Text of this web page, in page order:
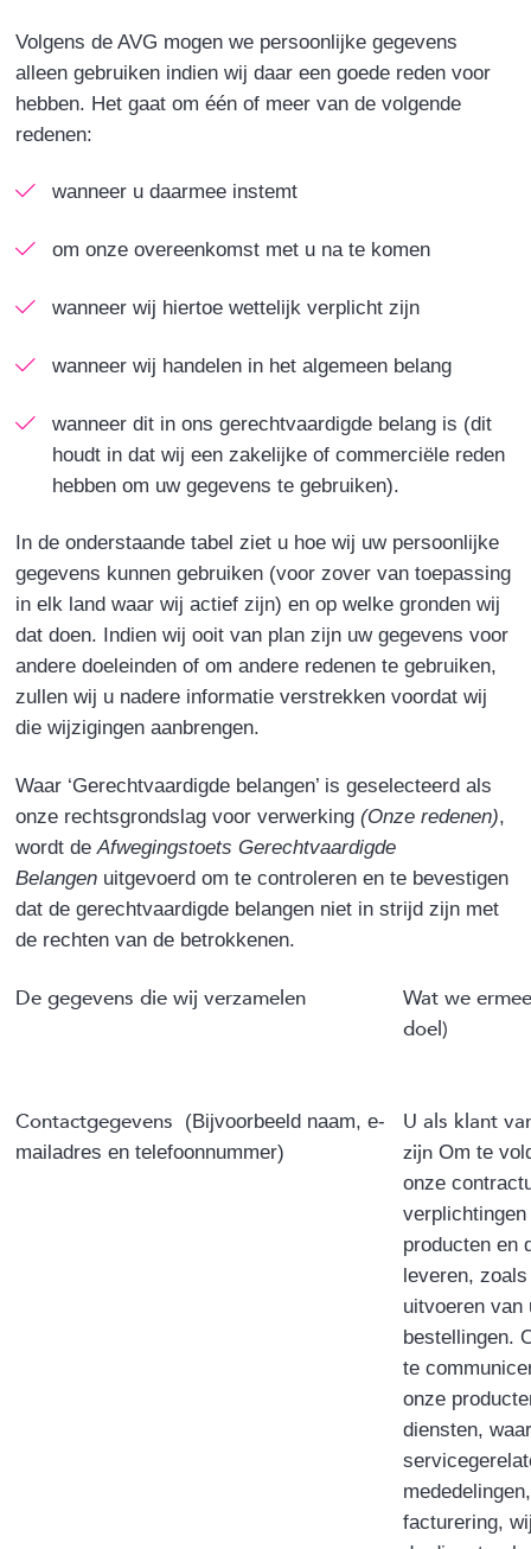
Volgens de AVG mogen we persoonlijke gegevens
alleen gebruiken indien wij daar een goede reden voor
hebben. Het gaat om één of meer van de volgende
redenen:
wanneer u daarmee instemt
om onze overeenkomst met u na te komen
wanneer wij hiertoe wettelijk verplicht zijn
wanneer wij handelen in het algemeen belang
wanneer dit in ons gerechtvaardigde belang is (dit
houdt in dat wij een zakelijke of commerciële reden
hebben om uw gegevens te gebruiken).
In de onderstaande tabel ziet u hoe wij uw persoonlijke
gegevens kunnen gebruiken (voor zover van toepassing
in elk land waar wij actief zijn) en op welke gronden wij
dat doen. Indien wij ooit van plan zijn uw gegevens voor
andere doeleinden of om andere redenen te gebruiken,
zullen wij u nadere informatie verstrekken voordat wij
die wijzigingen aanbrengen.
Waar ‘Gerechtvaardigde belangen’ is geselecteerd als
onze rechtsgrondslag voor verwerking(Onze redenen),
wordt deAfwegingstoets Gerechtvaardigde
Belangen uitgevoerd om te controleren en te bevestigen
dat de gerechtvaardigde belangen niet in strijd zijn met
de rechten van de betrokkenen.
De gegevens die wij verzamelen
Wat we
doel)
Contactgegevens
(Bijvoorbeeld naam, e-
mailadres en telefoonnummer)
U als klant
zijn Om te
onze
verplichtingen
producten en
leveren,
uitvoeren van
bestellingen.
te
onze
diensten,
mededelingen,
facturering,